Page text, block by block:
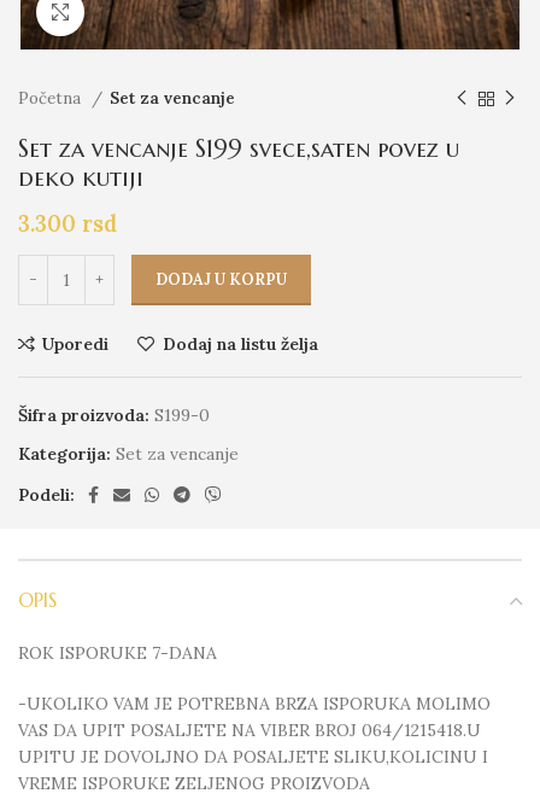
Click to enlarge
Početna Set za vencanje
Set za vencanje S199 svece,saten povez u
deko kutiji
3.300 rsd
DODAJ U KORPU
Uporedi Dodaj na listu želja
Šifra proizvoda: S199-0
Kategorija: Set za vencanje
Podeli:
OPIS
ROK ISPORUKE 7-DANA
-UKOLIKO VAM JE POTREBNA BRZA ISPORUKA MOLIMO
VAS DA UPIT POSALJETE NA VIBER BROJ 064/1215418.U
UPITU JE DOVOLJNO DA POSALJETE SLIKU,KOLICINU I
VREME ISPORUKE ZELJENOG PROIZVODA